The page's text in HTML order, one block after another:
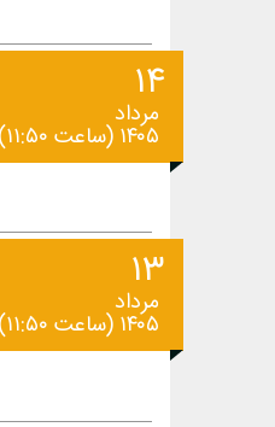
۱۴
مرداد
۱۴۰۵ (ساعت ۱۱:۵۰)
۱۳
مرداد
۱۴۰۵ (ساعت ۱۱:۵۰)